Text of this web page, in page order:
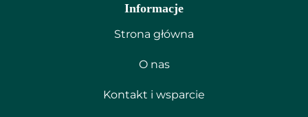
Informacje
Strona główna
O nas
Kontakt i wsparcie